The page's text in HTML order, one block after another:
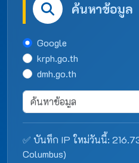
ค้นหาข้อมูล
Google
krph.go.th
dmh.go.th
✅ บันทึก IP ใหม่วันนี้:
Columbus)